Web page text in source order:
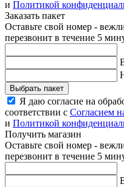
и Политикой
Заказать пакет
Оставьте свой номер -
перезвонит в течение 5
Выбрать пакет
Я даю согласие на
соответствии с Согласием
и Политикой
Получить магазин
Оставьте свой номер -
перезвонит в течение 5